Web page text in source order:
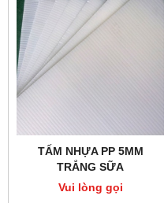
TẤM NHỰA PP 5MM
TRẮNG SỮA
Vui lòng gọi